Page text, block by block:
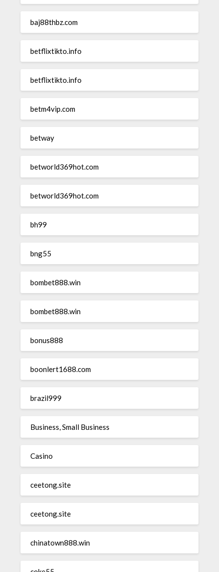
baj88thbz.com
betflixtikto.info
betflixtikto.info
betm4vip.com
betway
betworld369hot.com
betworld369hot.com
bh99
bng55
bombet888.win
bombet888.win
bonus888
boonlert1688.com
brazil999
Business, Small Business
Casino
ceetong.site
ceetong.site
chinatown888.win